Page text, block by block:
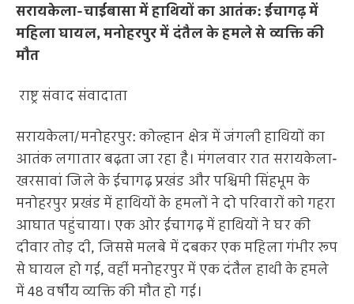
सरायकेला-चाईबासा में हाथियों का आतंक: ईचागढ़ में
महिला घायल, मनोहरपुर में दंतैल के हमले से व्यक्ति की
मौत
राष्ट्र संवाद संवादाता
सरायकेला/मनोहरपुर: कोल्हान क्षेत्र में जंगली हाथियों का
आतंक लगातार बढ़ता जा रहा है। मंगलवार रात सरायकेला-
खरसावां जिले के ईचागढ़ प्रखंड और पश्चिमी सिंहभूम के
मनोहरपुर प्रखंड में हाथियों के हमलों ने दो परिवारों को गहरा
आघात पहुंचाया। एक ओर ईचागढ़ में हाथियों ने घर की
दीवार तोड़ दी, जिससे मलबे में दबकर एक महिला गंभीर रूप
से घायल हो गई, वहीं मनोहरपुर में एक दंतैल हाथी के हमले
में 48 वर्षीय व्यक्ति की मौत हो गई।